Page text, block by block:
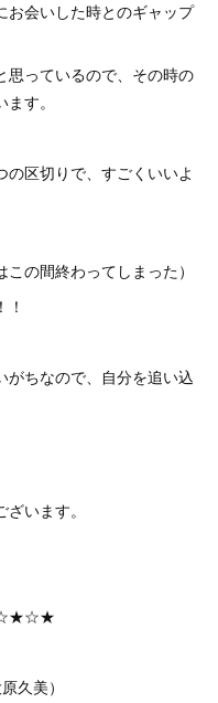
お会いした時とのギャップ
思っているので、その時の
す。
区切りで、すごくいいよ
の間終わってしまった）
がちなので、自分を追い込
います。
久美）